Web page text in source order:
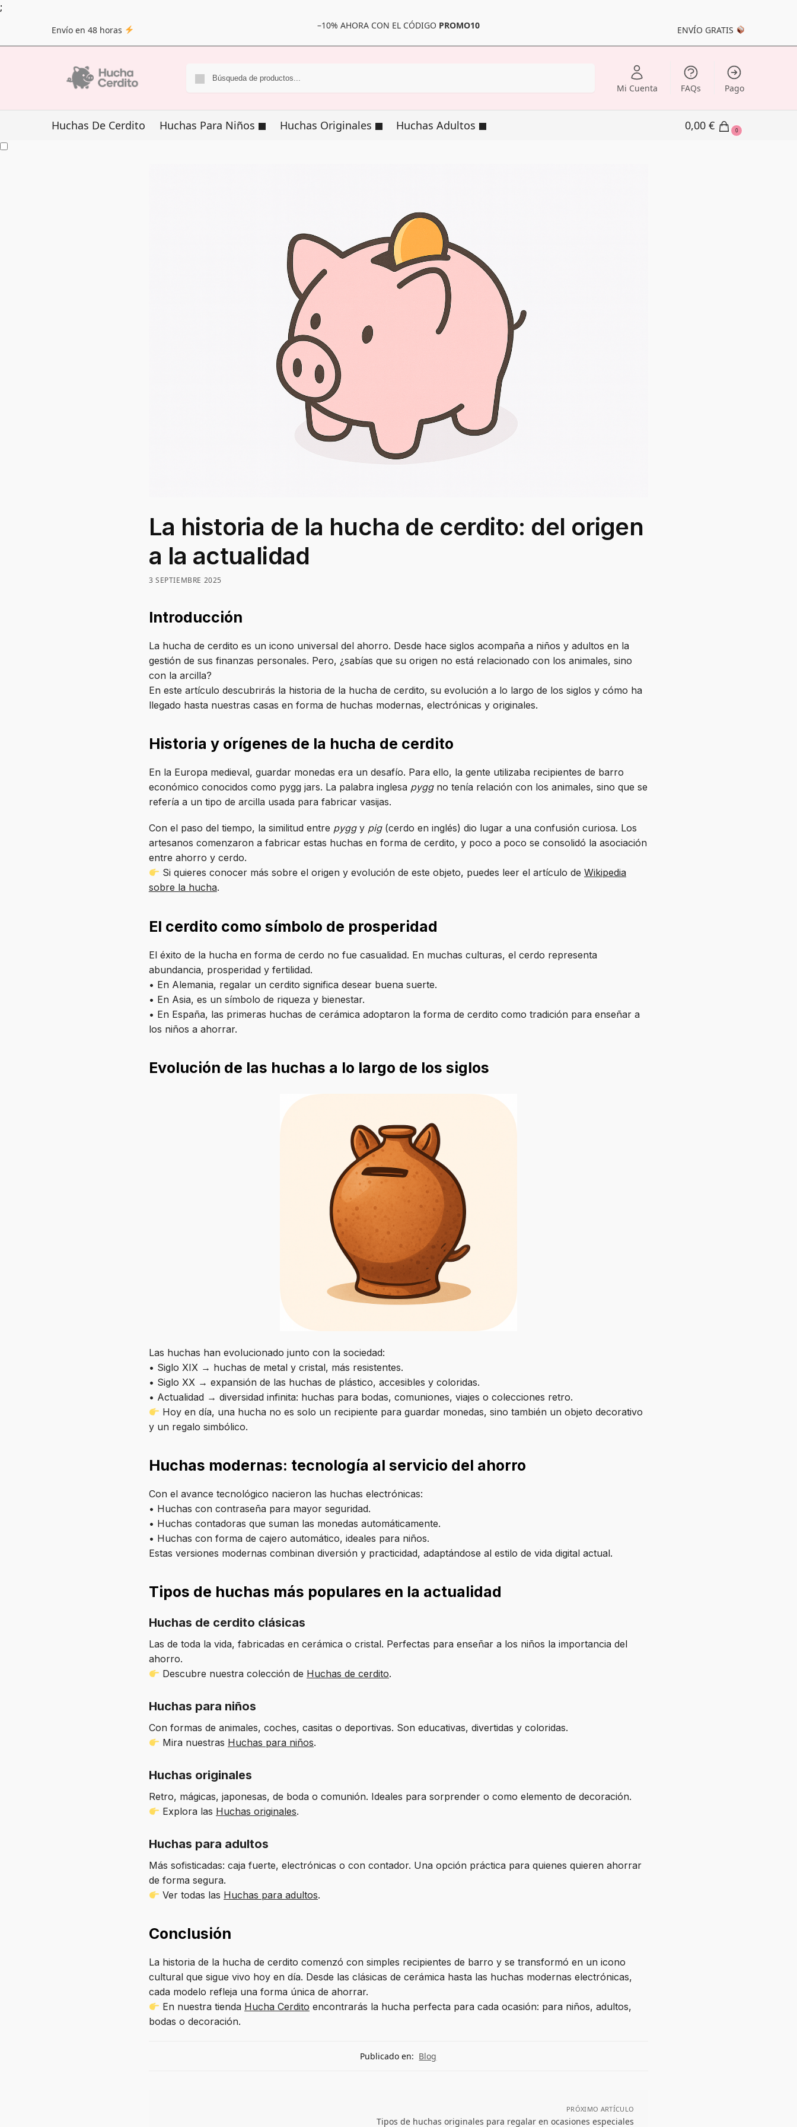
;
Envío en 48 horas –10% AHORA CON EL CÓDIGO PROMO10 ENVÍO GRATIS
Mi Cuenta FAQs Pago
Huchas De Cerdito Huchas Para Niños Huchas Originales Huchas Adultos 0,00 € 0
La historia de la hucha de cerdito: del origen
a la actualidad
3 SEPTIEMBRE 2025
Introducción
La hucha de cerdito es un icono universal del ahorro. Desde hace siglos acompaña a niños y adultos en la
gestión de sus finanzas personales. Pero, ¿sabías que su origen no está relacionado con los animales, sino
con la arcilla?
En este artículo descubrirás la historia de la hucha de cerdito, su evolución a lo largo de los siglos y cómo ha
llegado hasta nuestras casas en forma de huchas modernas, electrónicas y originales.
Historia y orígenes de la hucha de cerdito
En la Europa medieval, guardar monedas era un desafío. Para ello, la gente utilizaba recipientes de barro
económico conocidos como pygg jars. La palabra inglesa pyggno tenía relación con los animales, sino que se
refería a un tipo de arcilla usada para fabricar vasijas.
Con el paso del tiempo, la similitud entre pyggy pig(cerdo en inglés) dio lugar a una confusión curiosa. Los
artesanos comenzaron a fabricar estas huchas en forma de cerdito, y poco a poco se consolidó la asociación
entre ahorro y cerdo.
Si quieres conocer más sobre el origen y evolución de este objeto, puedes leer el artículo deWikipedia
sobre la hucha.
El cerdito como símbolo de prosperidad
El éxito de la hucha en forma de cerdo no fue casualidad. En muchas culturas, el cerdo representa
abundancia, prosperidad y fertilidad.
• En Alemania, regalar un cerdito significa desear buena suerte.
• En Asia, es un símbolo de riqueza y bienestar.
• En España, las primeras huchas de cerámica adoptaron la forma de cerdito como tradición para enseñar a
los niños a ahorrar.
Evolución de las huchas a lo largo de los siglos
Las huchas han evolucionado junto con la sociedad:
• Siglo XIX → huchas de metal y cristal, más resistentes.
• Siglo XX → expansión de las huchas de plástico, accesibles y coloridas.
• Actualidad → diversidad infinita: huchas para bodas, comuniones, viajes o colecciones retro.
Hoy en día, una hucha no es solo un recipiente para guardar monedas, sino también un objeto decorativo
y un regalo simbólico.
Huchas modernas: tecnología al servicio del ahorro
Con el avance tecnológico nacieron las huchas electrónicas:
• Huchas con contraseña para mayor seguridad.
• Huchas contadoras que suman las monedas automáticamente.
• Huchas con forma de cajero automático, ideales para niños.
Estas versiones modernas combinan diversión y practicidad, adaptándose al estilo de vida digital actual.
Tipos de huchas más populares en la actualidad
Huchas de cerdito clásicas
Las de toda la vida, fabricadas en cerámica o cristal. Perfectas para enseñar a los niños la importancia del
ahorro.
Descubre nuestra colección de Huchas de cerdito.
Huchas para niños
Con formas de animales, coches, casitas o deportivas. Son educativas, divertidas y coloridas.
Mira nuestras Huchas para niños.
Huchas originales
Retro, mágicas, japonesas, de boda o comunión. Ideales para sorprender o como elemento de decoración.
Explora las Huchas originales.
Huchas para adultos
Más sofisticadas: caja fuerte, electrónicas o con contador. Una opción práctica para quienes quieren ahorrar
de forma segura.
Ver todas las Huchas para adultos.
Conclusión
La historia de la hucha de cerdito comenzó con simples recipientes de barro y se transformó en un icono
cultural que sigue vivo hoy en día. Desde las clásicas de cerámica hasta las huchas modernas electrónicas,
cada modelo refleja una forma única de ahorrar.
En nuestra tienda Hucha Cerdito encontrarás la hucha perfecta para cada ocasión: para niños, adultos,
bodas o decoración.
Publicado en: Blog
PRÓXIMO ARTÍCULO
Tipos de huchas originales para regalar en ocasiones especiales